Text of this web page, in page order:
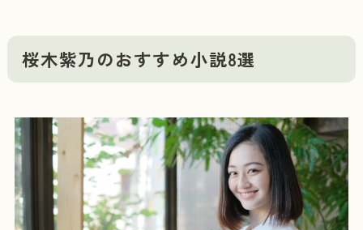
桜木紫乃のおすすめ小説8選